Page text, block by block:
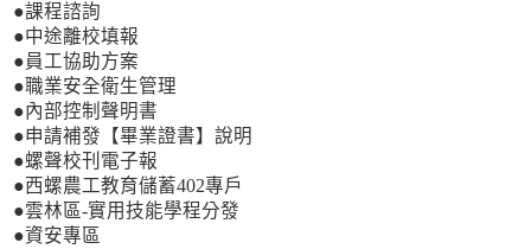
●課程諮詢
●中途離校填報
●員工協助方案
●職業安全衛生管理
●內部控制聲明書
●申請補發【畢業證書】說明
●螺聲校刊電子報
●西螺農工教育儲蓄402專戶
●雲林區-實用技能學程分發
●資安專區